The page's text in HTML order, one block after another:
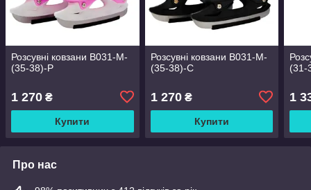
Розсувні ковзани B031-М-
(35-38)-Р
1 270 ₴
Купити
Розсувні ковзани B031-М-
(35-38)-С
1 270₴
Купити
1
Про нас